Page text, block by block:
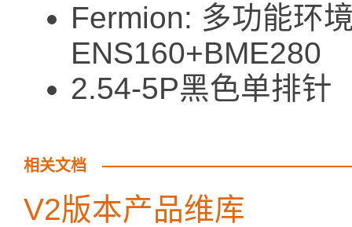
Fermion: 多功能环
2.54-5P黑色
相关文档
V2版本产品维库